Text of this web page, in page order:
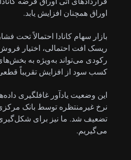
اوراق همچنان افزایش یابد.
بازار سهام کانادا احتمالاً
رکودی می‌تواند به‌ویژه به
کسب سود از افزایش تقریباً
نرخ غیرمنتظره توسط بانک
تضعیف شد. ما نیز برای
می‌گیریم.